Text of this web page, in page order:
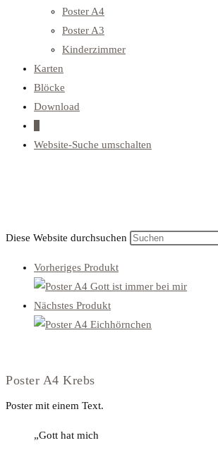
Poster A4
Poster A3
Kinderzimmer
Karten
Blöcke
Download
Website-Suche umschalten
Diese Website durchsuchen
Vorheriges Produkt
Nächstes Produkt
Poster A4 Krebs
Poster mit einem Text.
„Gott hat mich